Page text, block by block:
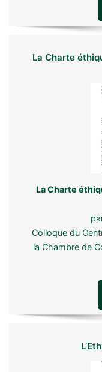
La Charte
La Charte
Colloque du
la Chambre de